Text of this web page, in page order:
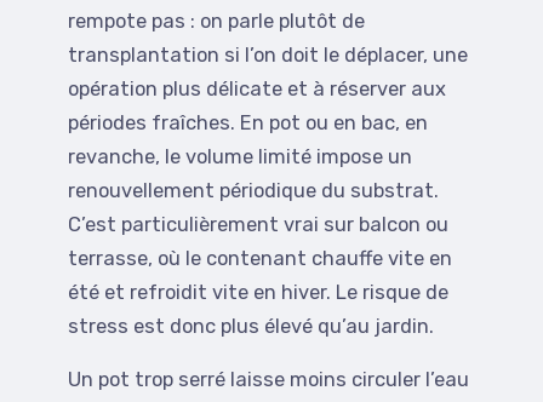
rempote pas : on parle plutôt de
transplantation si l’on doit le déplacer, une
opération plus délicate et à réserver aux
périodes fraîches. En pot ou en bac, en
revanche, le volume limité impose un
renouvellement périodique du substrat.
C’est particulièrement vrai sur balcon ou
terrasse, où le contenant chauffe vite en
été et refroidit vite en hiver. Le risque de
stress est donc plus élevé qu’au jardin.
Un pot trop serré laisse moins circuler l’eau